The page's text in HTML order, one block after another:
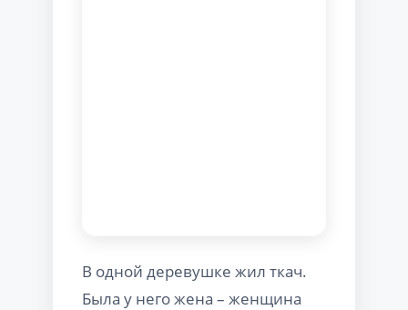
В одной деревушке жил ткач.
Была у него жена – женщина